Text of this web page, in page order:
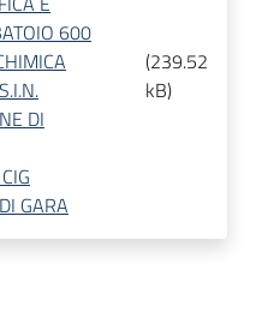
600
DI
GARA
(239.52
kB)